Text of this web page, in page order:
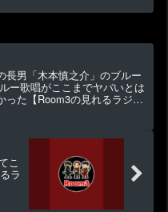
長男「木本慎之介」のブルー
ー歌唱がここまでヤバいとは
った【Room3の見れるラジ
こ
ラ